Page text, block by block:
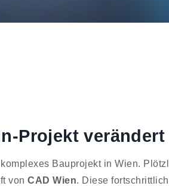
Projekt verändert
Bauprojekt in Wien.
von CAD Wien. Diese